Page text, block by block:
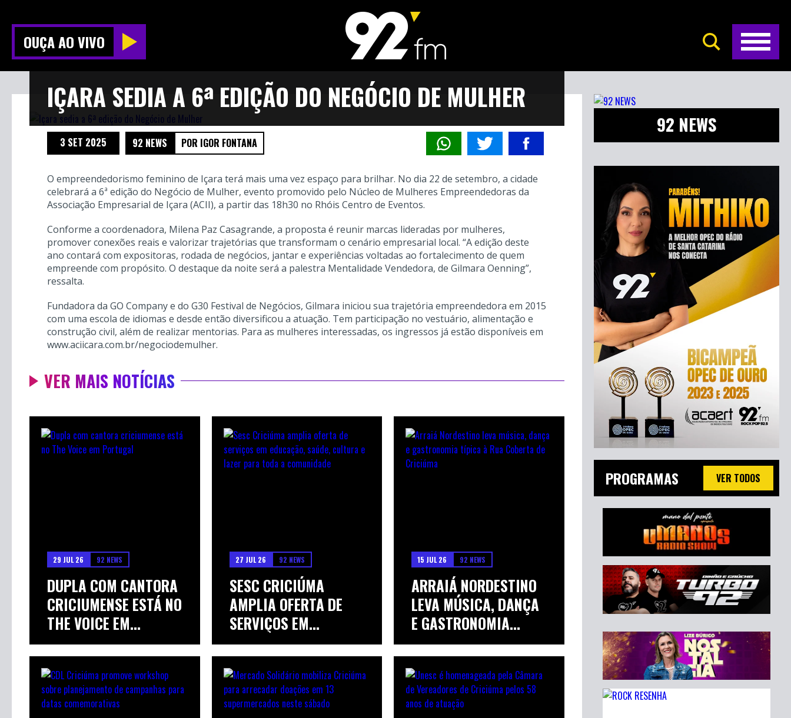
OUÇA AO VIVO
IÇARA SEDIA A 6ª EDIÇÃO DO NEGÓCIO DE MULHER
3 SET 2025 92 NEWS POR IGOR FONTANA
O empreendedorismo feminino de Içara terá mais uma vez espaço para brilhar. No dia 22 de setembro, a cidade
celebrará a 6ª edição do Negócio de Mulher, evento promovido pelo Núcleo de Mulheres Empreendedoras da
Associação Empresarial de Içara (ACII), a partir das 18h30 no Rhóis Centro de Eventos.
Conforme a coordenadora, Milena Paz Casagrande, a proposta é reunir marcas lideradas por mulheres,
promover conexões reais e valorizar trajetórias que transformam o cenário empresarial local. “A edição deste
ano contará com expositoras, rodada de negócios, jantar e experiências voltadas ao fortalecimento de quem
empreende com propósito. O destaque da noite será a palestra Mentalidade Vendedora, de Gilmara Oenning”,
ressalta.
Fundadora da GO Company e do G30 Festival de Negócios, Gilmara iniciou sua trajetória empreendedora em 2015
com uma escola de idiomas e desde então diversificou a atuação. Tem participação no vestuário, alimentação e
construção civil, além de realizar mentorias. Para as mulheres interessadas, os ingressos já estão disponíveis em
www.aciicara.com.br/negociodemulher.
VER MAIS NOTÍCIAS
29 JUL 26 92 NEWS
DUPLA COM CANTORA
CRICIUMENSE ESTÁ NO
THE VOICE EM...
27 JUL 26 92 NEWS
SESC CRICIÚMA
AMPLIA OFERTA DE
SERVIÇOS EM
EDUCAÇÃ...
15 JUL 26 92 NEWS
ARRAIÁ NORDESTINO
LEVA MÚSICA, DANÇA
E GASTRONOMIA...
92 NEWS
PROGRAMAS VER TODOS